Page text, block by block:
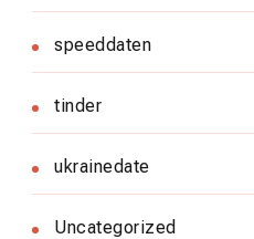
speeddaten
tinder
ukrainedate
Uncategorized